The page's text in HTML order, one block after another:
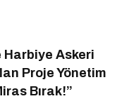
Harbiye Askeri
Proje Yönetim
Bırak!”